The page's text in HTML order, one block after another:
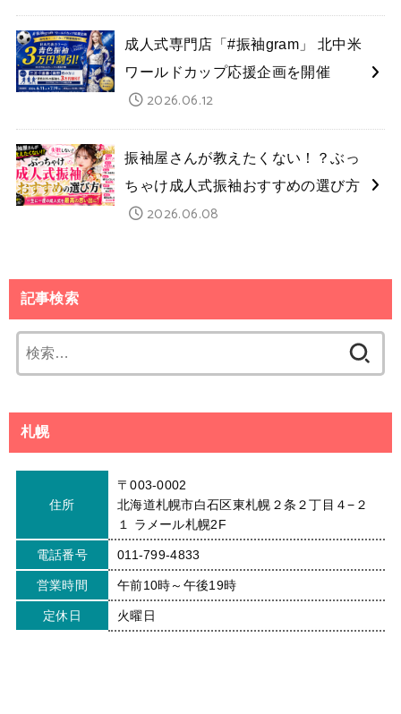
成人式専門店「#振袖gram」 北中米
ワールドカップ応援企画を開催
2026.06.12
振袖屋さんが教えたくない！？ぶっ
ちゃけ成人式振袖おすすめの選び方
2026.06.08
記事検索
索:
札幌
住所
〒003-0002
北海道札幌市白石区東札幌２条２丁目４−２
１ ラメール札幌2F
電話番号 011-799-4833
営業時間 午前10時～午後19時
定休日 火曜日